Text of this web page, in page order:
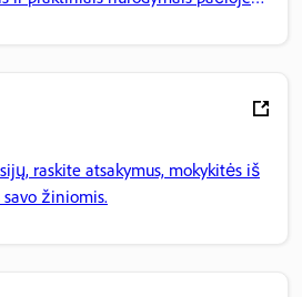
raskite atsakymus, mokykitės iš
žiniomis.